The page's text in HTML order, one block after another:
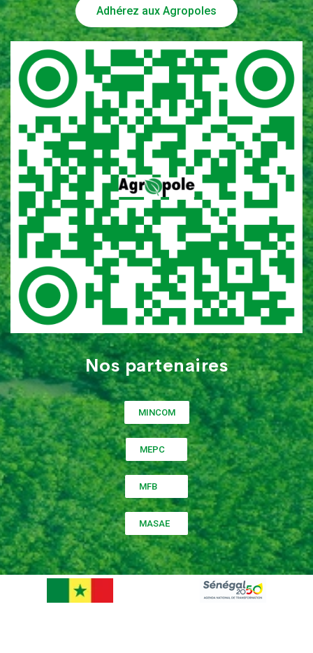
Adhérez aux Agropoles
Nos partenaires
MINCOM
MEPC
MFB
MASAE